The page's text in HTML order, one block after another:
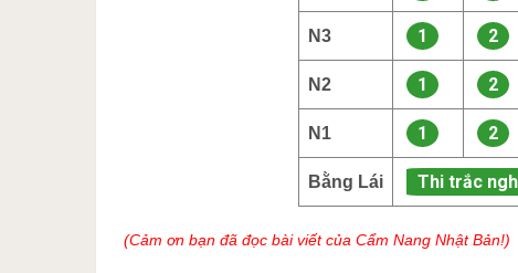
N3 1 2
N2 1 2
N1 1 2
Bằng Lái Thi trắc
(Cảm ơn bạn đã đọc bài viết của Cẩm Nang Nhật Bản!)